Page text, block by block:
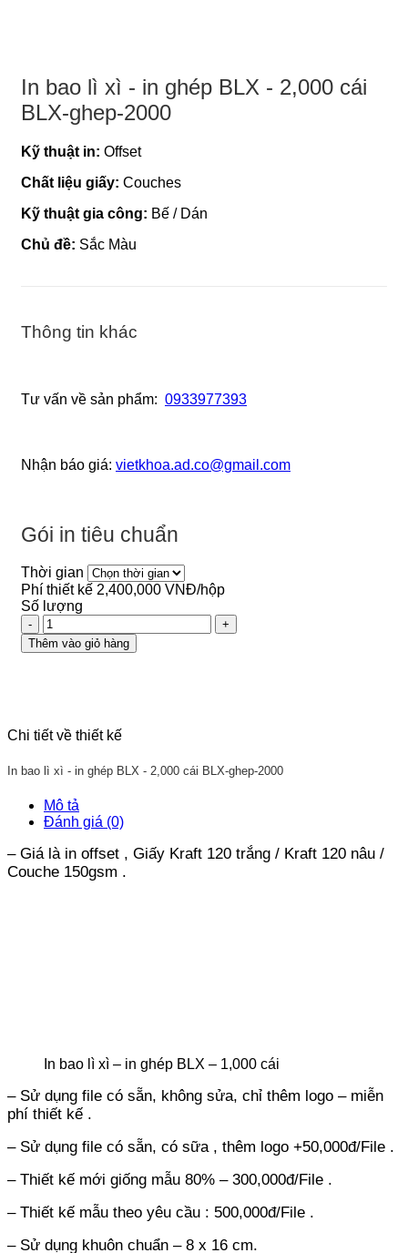
In bao lì xì - in ghép BLX - 2,000 cái
BLX-ghep-2000
Kỹ thuật in: Offset
Chất liệu giấy: Couches
Kỹ thuật gia công: Bế / Dán
Chủ đề: Sắc Màu
Thông tin khác
Tư vấn về sản phẩm: 0933977393
Nhận báo giá: vietkhoa.ad.co@gmail.com
Gói in tiêu chuẩn
Thời gian
Phí thiết kế 2,400,000 VNĐ/hộp
Số lượng
In
bao
lì
BLX
2,000
số
lượng
Thêm vào giỏ hàng
Chi tiết về thiết kế
In bao lì xì - in ghép BLX - 2,000 cái BLX-ghep-2000
Mô tả
Đánh giá (0)
– Giá là in offset , Giấy Kraft 120 trắng / Kraft 120 nâu /
Couche 150gsm .
In bao lì xì – in ghép BLX – 1,000 cái
– Sử dụng file có sẵn, không sửa, chỉ thêm logo – miễn
phí thiết kế .
– Sử dụng file có sẵn, có sữa , thêm logo +50,000đ/File .
– Thiết kế mới giống mẫu 80% – 300,000đ/File .
– Thiết kế mẫu theo yêu cầu : 500,000đ/File .
– Sử dụng khuôn chuẩn – 8 x 16 cm.